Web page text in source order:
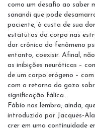
como um desafio ao saber
sanandi que pode
paciente, à custa de sua
estatutos do corpo nas
dor crônica do fenômeno
entanto, coexisir. Afinal,
as inibições neuróticas –
de um corpo erógeno –
com o retorno do gozo
significação fálica.
Fábio nos lembra, ainda,
introduzido por Jacques-
crer em uma continuidade